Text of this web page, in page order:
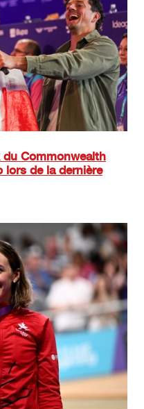
du Commonwealth
lors de la dernière